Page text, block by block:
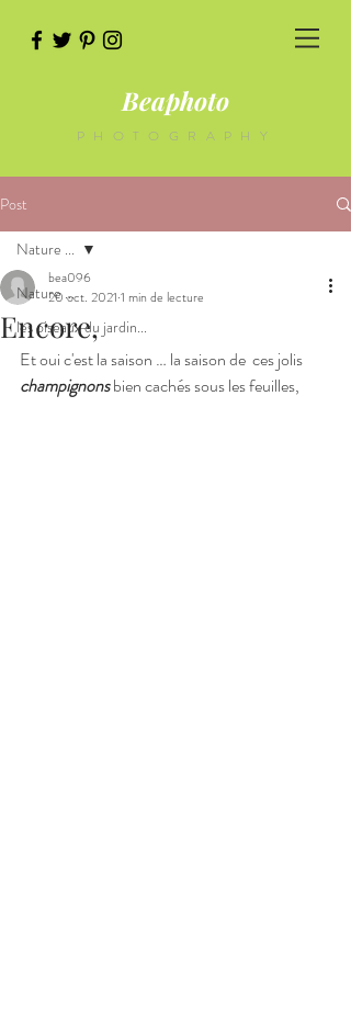
Beaphoto
PHOTOGRAPHY
Post
Nature ...
les oiseaux du jardin...
Nature ...
Encore,
bea096
20 oct. 2021 1 min de lecture
Et oui c'est la saison … la saison de  ces jolis
champignons bien cachés sous les feuilles,